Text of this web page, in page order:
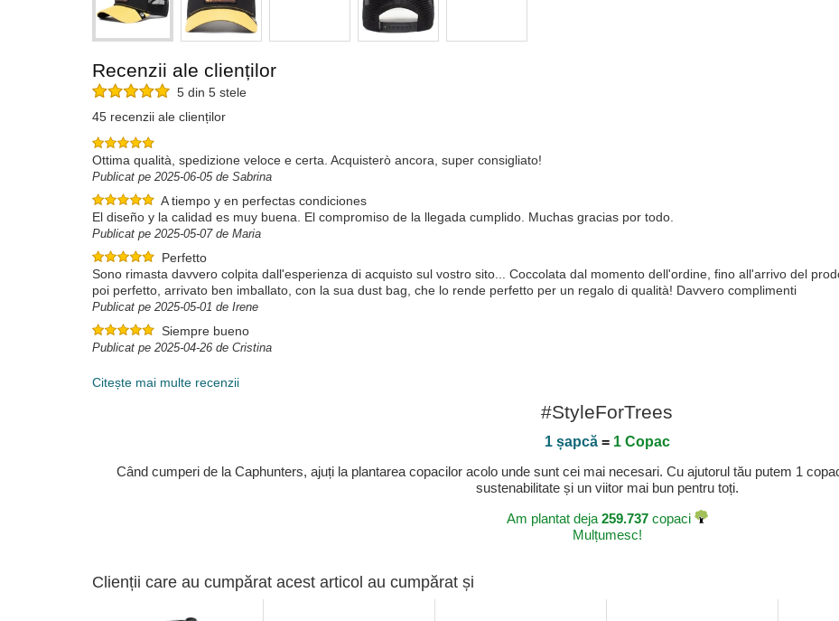
Recenzii ale clienților
5 din 5 stele
45 recenzii ale clienților
Ottima qualità, spedizione veloce e certa. Acquisterò ancora, super consigliato!
Publicat pe 2025-06-05 de Sabrina
A tiempo y en perfectas condiciones
El diseño y la calidad es muy buena. El compromiso de la llegada cumplido. Muchas gracias por todo.
Publicat pe 2025-05-07 de Maria
Perfetto
Sono rimasta davvero colpita dall'esperienza di acquisto sul vostro sito... Coccolata dal momento dell'ordine, fino all'arrivo del
poi perfetto, arrivato ben imballato, con la sua dust bag, che lo rende perfetto per un regalo di qualità! Davvero complimenti
Publicat pe 2025-05-01 de Irene
Siempre bueno
Publicat pe 2025-04-26 de Cristina
Citește mai multe recenzii
#StyleForTrees
1 șapcă= 1 Copac
Când cumperi de la Caphunters, ajuți la plantarea copacilor acolo unde sunt cei mai necesari. Cu ajutorul tău putem 1
sustenabilitate și un viitor mai bun pentru toți.
Am plantat deja 259.737copaci
Mulțumesc!
Clienții care au cumpărat acest articol au cumpărat și